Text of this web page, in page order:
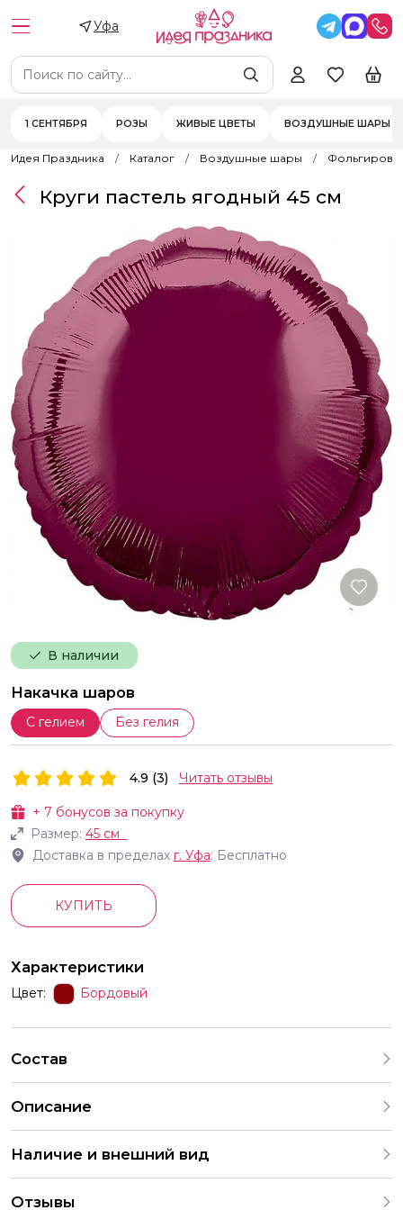
Уфа
1 СЕНТЯБРЯ РОЗЫ ЖИВЫЕ ЦВЕТЫ ВОЗДУШНЫЕ ШАРЫ
Идея Праздника Каталог Воздушные шары
В наличии
Накачка шаров
С гелием Без гелия
Круги пастель ягодный 45 см
+ 7 бонусов за покупку
Размер: 45 см
Доставка в пределах г. Уфа: Бесплатно
4.9 (3) Читать отзывы
КУПИТЬ
Характеристики
Цвет: Бордовый
Состав
Описание
Наличие и внешний вид
индивидуальных предпочтений и тематики праздника. На
Отзывы